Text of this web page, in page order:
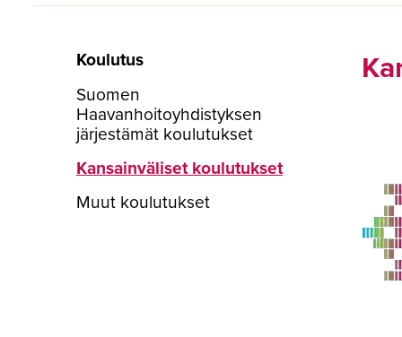
Koulutus
Suomen
Haavanhoitoyhdistyksen
järjestämät koulutukset
Kansainväliset koulutukset
Muut koulutukset